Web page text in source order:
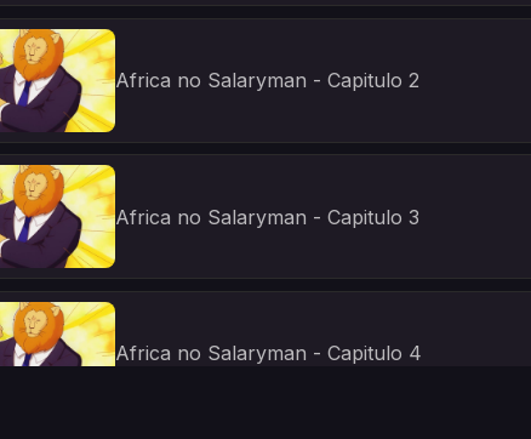
Africa no Salaryman - Capitulo 2
Africa no Salaryman - Capitulo 3
Africa no Salaryman - Capitulo 4